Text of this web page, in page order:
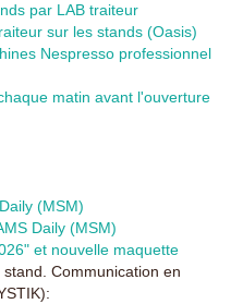
par LAB traiteur
sur les stands (Oasis)
Nespresso professionnel
matin avant l'ouverture
(MSM)
Daily (MSM)
et nouvelle maquette
Communication en